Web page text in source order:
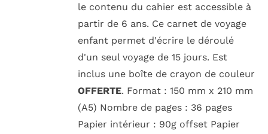
le contenu du cahier est accessible à
partir de 6 ans. Ce carnet de voyage
enfant permet d'écrire le déroulé
d'un seul voyage de 15 jours. Est
inclus une boîte de crayon de couleur
OFFERTE. Format : 150 mm x 210 mm
(A5) Nombre de pages : 36 pages
Papier intérieur : 90g offset Papier